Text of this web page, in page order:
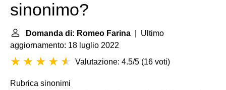
sinonimo?
Domanda di: Romeo Farina | Ultimo
aggiornamento: 18 luglio 2022
Valutazione: 4.5/5 (16 voti)
Rubrica sinonimi